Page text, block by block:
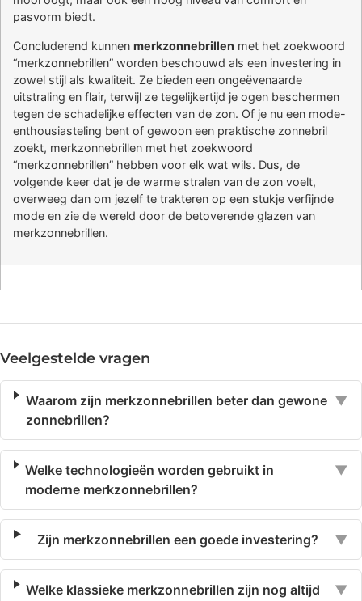
pasvorm biedt.
Concluderend kunnen merkzonnebrillen met het zoekwoord
“merkzonnebrillen” worden beschouwd als een investering in
zowel stijl als kwaliteit. Ze bieden een ongeëvenaarde
uitstraling en flair, terwijl ze tegelijkertijd je ogen beschermen
tegen de schadelijke effecten van de zon. Of je nu een mode-
enthousiasteling bent of gewoon een praktische zonnebril
zoekt, merkzonnebrillen met het zoekwoord
“merkzonnebrillen” hebben voor elk wat wils. Dus, de
volgende keer dat je de warme stralen van de zon voelt,
overweeg dan om jezelf te trakteren op een stukje verfijnde
mode en zie de wereld door de betoverende glazen van
merkzonnebrillen.
Veelgestelde vragen
Waarom zijn merkzonnebrillen beter dan gewone
zonnebrillen?
▼
Welke technologieën worden gebruikt in
moderne merkzonnebrillen?
▼
Zijn merkzonnebrillen een goede investering? ▼
Welke klassieke merkzonnebrillen zijn nog altijd
▼